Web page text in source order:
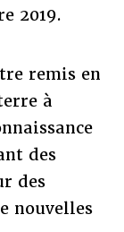
2019.
remis en
à
des
des
nouvelles